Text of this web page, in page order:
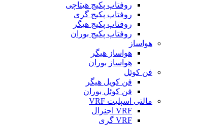
روفتاپ پکیج هیتاچی
روفتاپ پکیج گری
روفتاپ پکیج هیگر
روفتاپ پکیج بوران
هواساز
هواساز هیگر
هواساز بوران
فن کوئل
فن کویل هیگر
فن کوئل بوران
مالتی اسپلیت VRF
VRF اجنرال
VRF گری